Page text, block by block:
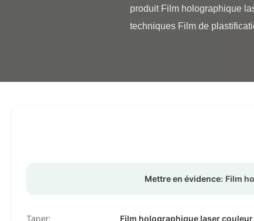
produit Film holographique
techniques Film de
Mettre en évidence: Film
Taper: Film holographique laser couleur